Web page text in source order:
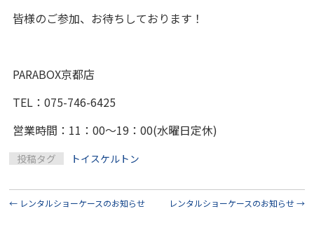
皆様のご参加、お待ちしております！
PARABOX京都店
TEL：075-746-6425
営業時間：11：00～19：00(水曜日定休)
投稿タグ トイスケルトン
← レンタルショーケースのお知らせ レンタルショーケースのお知らせ→